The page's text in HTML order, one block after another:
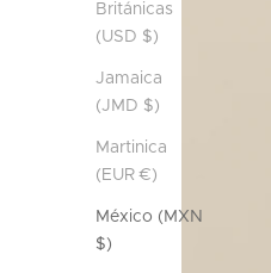
Británicas
(USD $)
Jamaica
(JMD $)
Martinica
(EUR €)
México (MXN
$)